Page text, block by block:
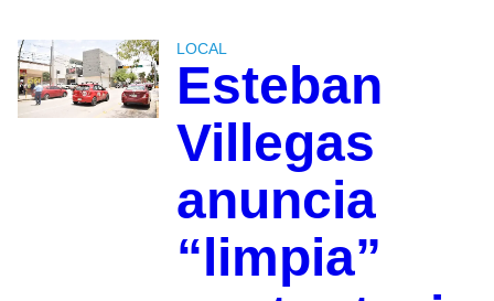
LOCAL
Esteban
Villegas
anuncia
“limpia”